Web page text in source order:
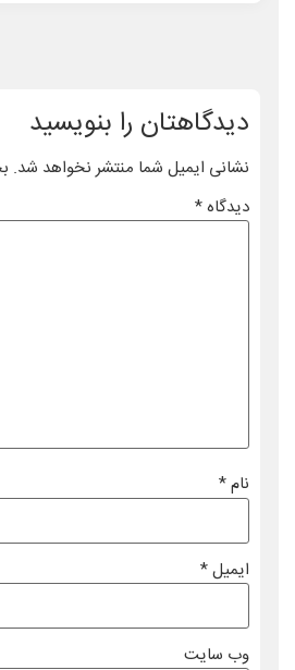
دیدگاهتان را بنویسید
نشانی ایمیل شما منتشر نخواهد شد.
دیدگاه*
نام*
ایمیل*
وب‌ سایت